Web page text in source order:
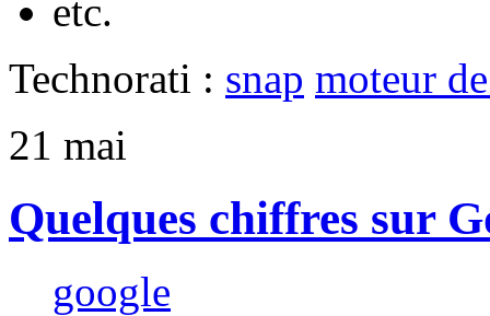
etc.
Technorati : snap moteur
21 mai
Quelques chiffres sur
google